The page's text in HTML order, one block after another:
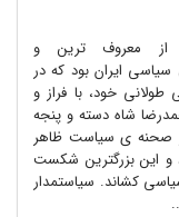
از معروف ترین و
ایران بود که در
خود، با فراز و
شاه دسته و پنجه
صحنه ی سیاست ظاهر
این بزرگترین شکست
کشاند. سیاستمدار